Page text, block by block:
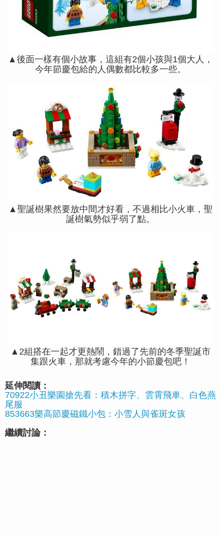
▲後面一樣有個小故事，這組有2個小孩與1個大人，
今年節慶包給的人偶數都比較多一些。
▲聖誕樹果然要放中間才好看，不過相比小火車，聖
誕樹氣勢似乎弱了點。
▲2組搭在一起才更熱鬧，錯過了先前的冬季聖誕市
集跟火車，那就考慮今年的小節慶包吧！
延伸閱讀：
70922小丑樂園搶先看：積木拼字、雲霄飛車、白色燕
尾服
853663樂高節慶磁鐵小包：小雪人與雀斑女孩
繼續討論：